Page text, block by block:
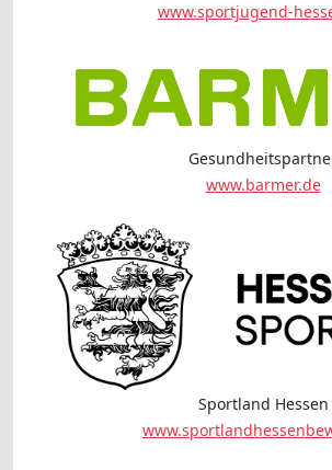
www.sportjugend-
www.barmer.de
Sportland Hessen